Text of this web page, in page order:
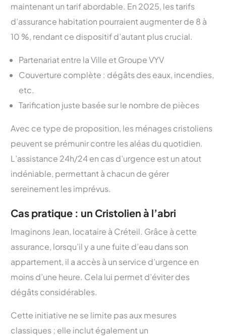
maintenant un tarif abordable. En 2025, les tarifs
d’assurance habitation pourraient augmenter de 8 à
10 %, rendant ce dispositif d’autant plus crucial.
Partenariat entre la Ville et Groupe VYV
Couverture complète : dégâts des eaux, incendies,
etc.
Tarification juste basée sur le nombre de pièces
Avec ce type de proposition, les ménages cristoliens
peuvent se prémunir contre les aléas du quotidien.
L’assistance 24h/24 en cas d’urgence est un atout
indéniable, permettant à chacun de gérer
sereinement les imprévus.
Cas pratique : un Cristolien à l’abri
Imaginons Jean, locataire à Créteil. Grâce à cette
assurance, lorsqu’il y a une fuite d’eau dans son
appartement, il a accès à un service d’urgence en
moins d’une heure. Cela lui permet d’éviter des
dégâts considérables.
Cette initiative ne se limite pas aux mesures
classiques ; elle inclut également un